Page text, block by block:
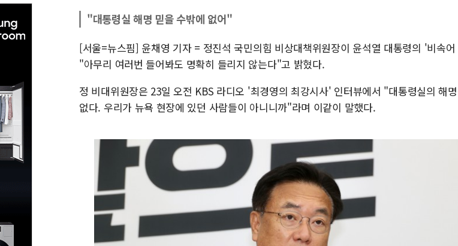
인천서
'화
"대통령실 해명 믿을 수밖에 없어"
[서울=뉴스핌] 윤채영 기자 = 정진석 국민의힘 비상대책위원장이 윤석열 대통령의 '비속
"아무리 여러번 들어봐도 명확히 들리지 않는다"고 밝혔다.
정 비대위원장은 23일 오전 KBS 라디오 '최경영의 최강시사' 인터뷰에서 "대통령실의 해
없다. 우리가 뉴욕 현장에 있던 사람들이 아니니까"라며 이같이 말했다.